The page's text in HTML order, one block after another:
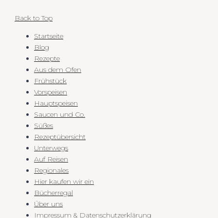
Back to Top
Startseite
Blog
Rezepte
Aus dem Ofen
Frühstück
Vorspeisen
Hauptspeisen
Saucen und Co.
Süßes
Rezeptübersicht
Unterwegs
Auf Reisen
Regionales
Hier kaufen wir ein
Bücherregal
Über uns
Impressum & Datenschutzerklärung